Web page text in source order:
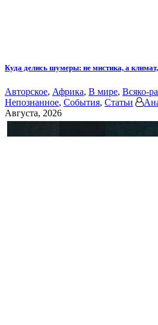
Куда делись шумеры: не мистика, а
Авторское, Африка, В мире, Всяко-
Непознанное, События, Статьи
Августа, 2026